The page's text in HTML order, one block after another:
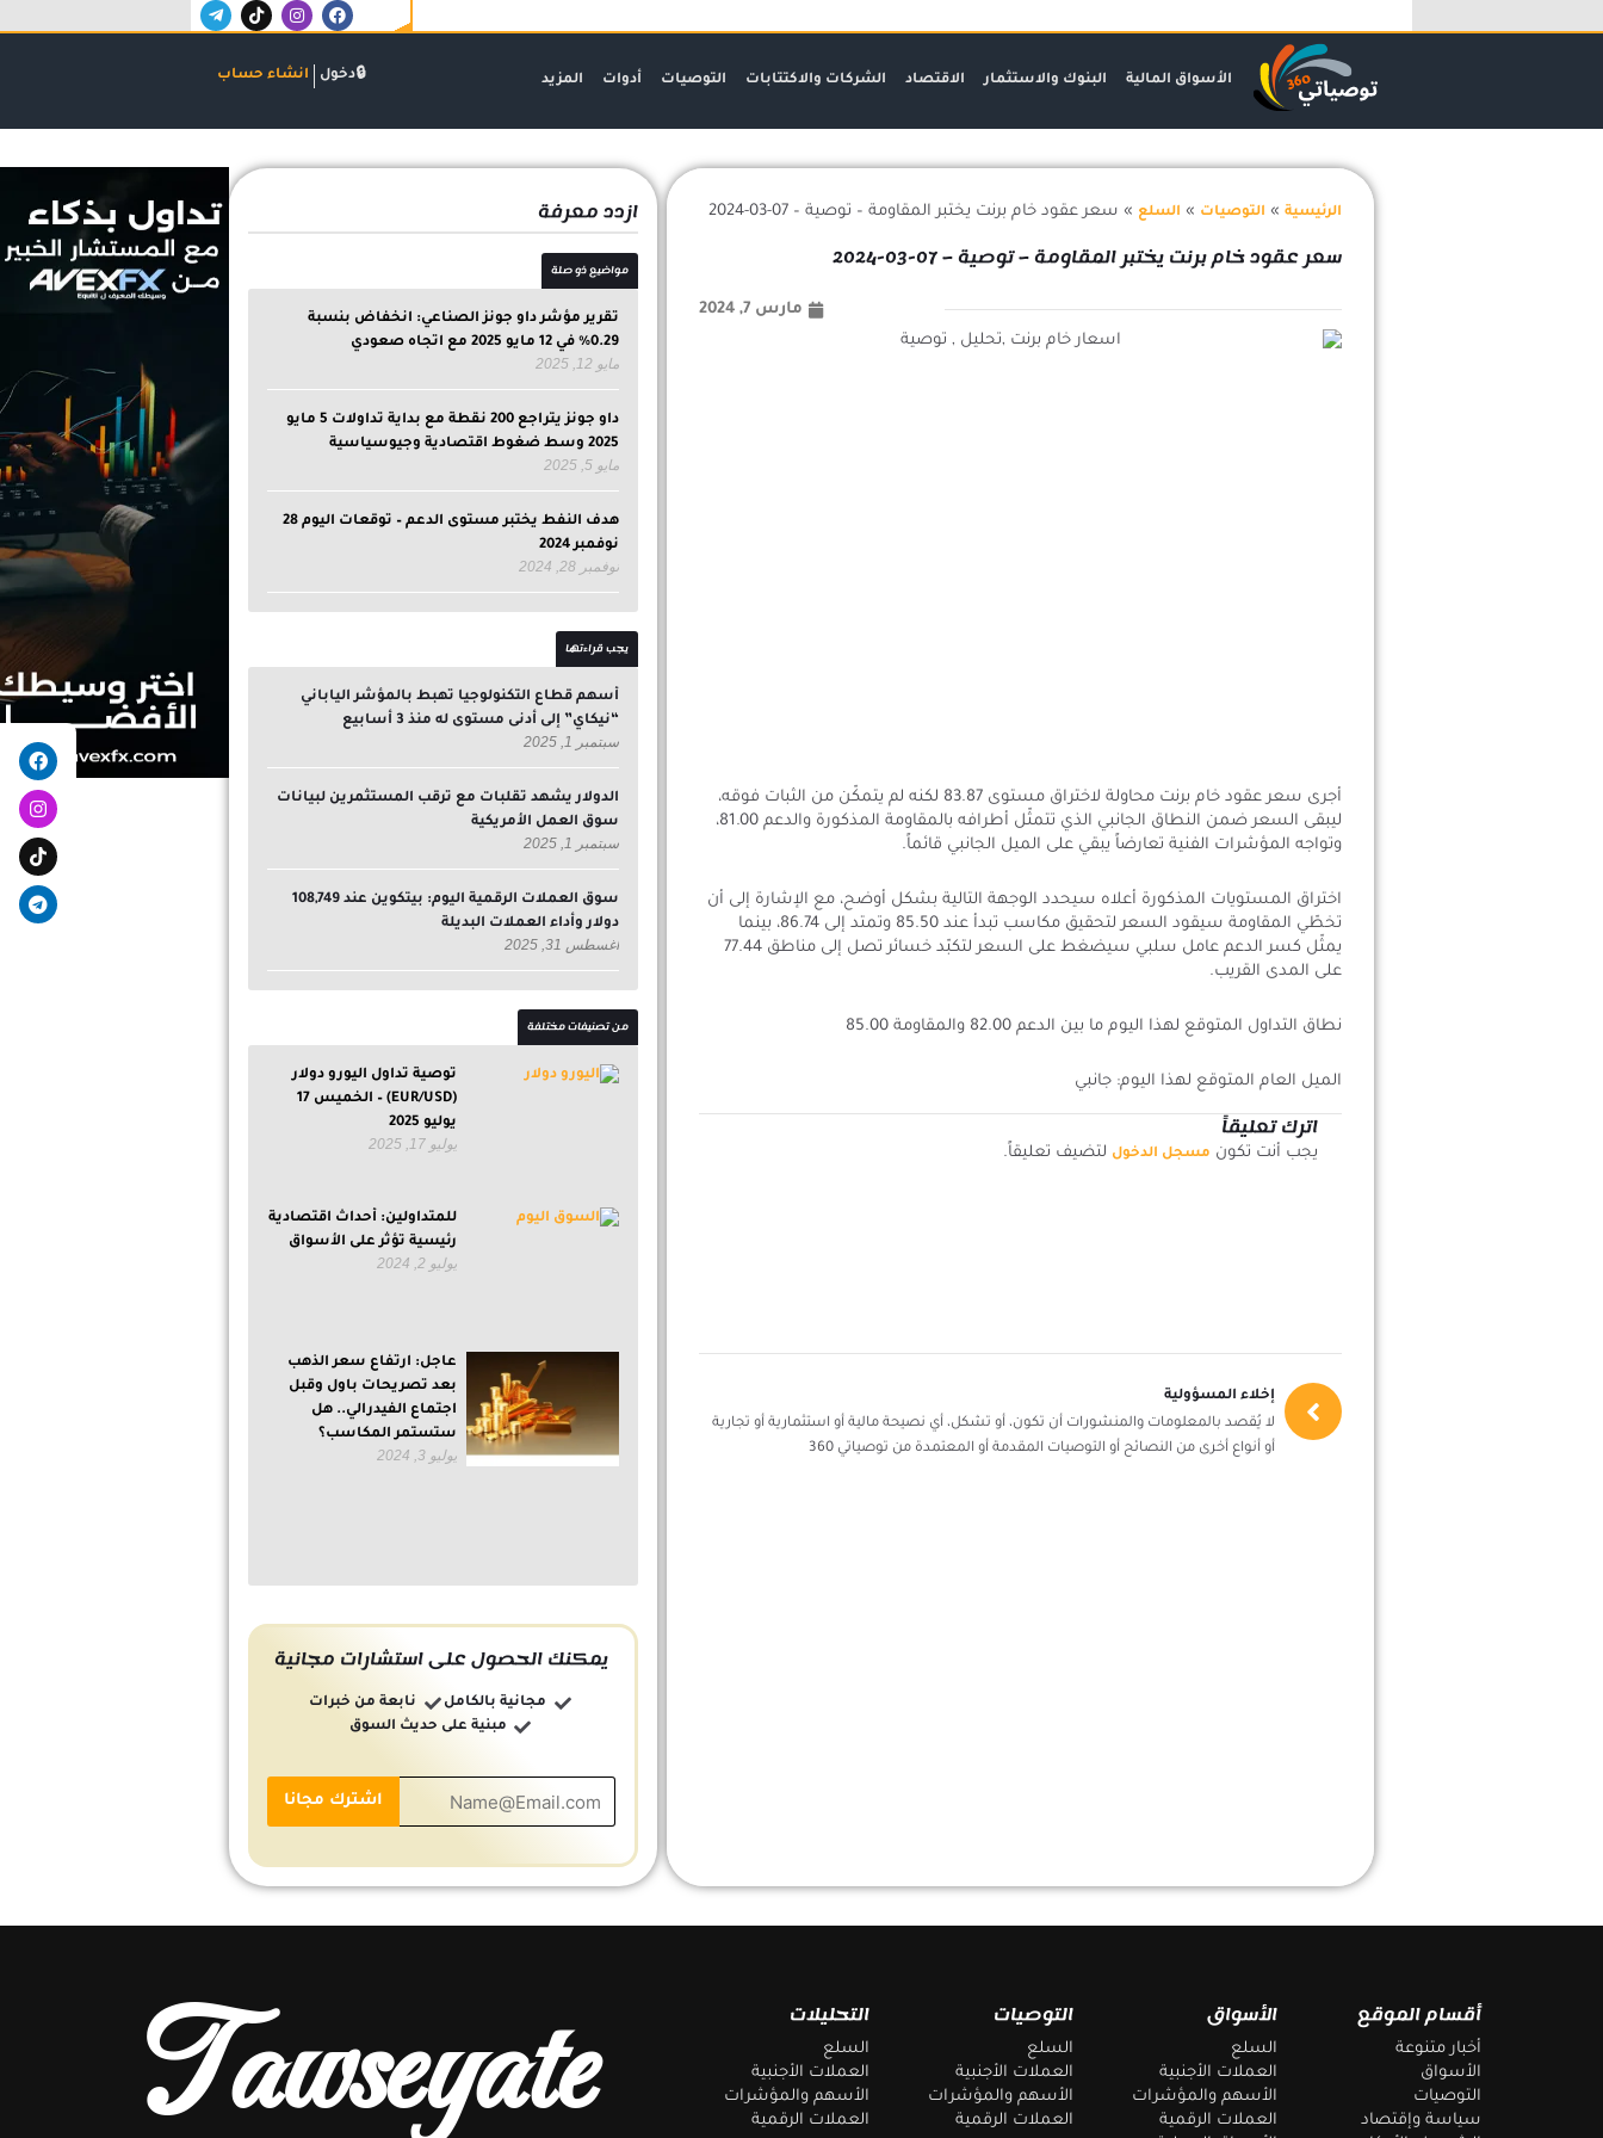
إلى
F
a
b
I
n
a
T
i
o
T
e
n
e
الأسواق المالية البنوك والاستثمار الاقتصاد الشركات والاكتتابات التوصيات أدوات المزيد دخول انشاء حساب
الرئيسية » التوصيات » السلع » سعر عقود خام برنت يختبر المقاومة – توصية – 07-03-2024
سعر عقود خام برنت يختبر المقاومة – توصية – 07-03-2024
مارس 7, 2024
أجرى سعر عقود خام برنت محاولة لاختراق مستوى 83.87 لكنه لم يتمكّن من الثبات فوقه،
ليبقى السعر ضمن النطاق الجانبي الذي تتمثّل أطرافه بالمقاومة المذكورة والدعم 81.00،
وتواجه المؤشرات الفنية تعارضاً يبقي على الميل الجانبي قائماً.
اختراق المستويات المذكورة أعلاه سيحدد الوجهة التالية بشكل أوضح، مع الإشارة إلى أن
تخطّي المقاومة سيقود السعر لتحقيق مكاسب تبدأ عند 85.50 وتمتد إلى 86.74، بينما
يمثّل كسر الدعم عامل سلبي سيضغط على السعر لتكبّد خسائر تصل إلى مناطق 77.44
على المدى القريب.
نطاق التداول المتوقع لهذا اليوم ما بين الدعم 82.00 والمقاومة 85.00
الميل العام المتوقع لهذا اليوم: جانبي
اترك تعليقاً
يجب أنت تكون مسجل الدخول لتضيف تعليقاً.
إخلاء المسؤولية
لا يُقصد بالمعلومات والمنشورات أن تكون، أو تشكل، أي نصيحة مالية أو استثمارية أو تجارية
أو أنواع أخرى من النصائح أو التوصيات المقدمة أو المعتمدة من توصياتي 360
ازدد معرفة
مواضيع ذو صلة
تقرير مؤشر داو جونز الصناعي: انخفاض بنسبة
0.29% في 12 مايو 2025 مع اتجاه صعودي
مايو 12, 2025
داو جونز يتراجع 200 نقطة مع بداية تداولات 5 مايو
2025 وسط ضغوط اقتصادية وجيوسياسية
مايو 5, 2025
هدف النفط يختبر مستوى الدعم – توقعات اليوم 28
نوفمبر 2024
نوفمبر 28, 2024
يجب قراءتها
أسهم قطاع التكنولوجيا تهبط بالمؤشر الياباني
“نيكاي” إلى أدنى مستوى له منذ 3 أسابيع
سبتمبر 1, 2025
الدولار يشهد تقلبات مع ترقب المستثمرين لبيانات
سوق العمل الأمريكية
سبتمبر 1, 2025
سوق العملات الرقمية اليوم: بيتكوين عند 108,749
دولار وأداء العملات البديلة
أغسطس 31, 2025
من تصنيفات مختلفة
توصية تداول اليورو دولار
(EUR/USD) – الخميس 17
يوليو 2025
يوليو 17, 2025
للمتداولين: أحداث اقتصادية
رئيسية تؤثر على الأسواق
يوليو 2, 2024
عاجل: ارتفاع سعر الذهب
بعد تصريحات باول وقبل
اجتماع الفيدرالي.. هل
ستستمر المكاسب؟
يوليو 3, 2024
يمكنك الحصول على استشارات مجانية
مجانية بالكامل
نابعة من خبرات
مبنية على حديث السوق
أقسام الموقع
أخبار متنوعة
الأسواق
التوصيات
سياسة وإقتصاد
الأسواق
السلع
العملات الأجنبية
الأسهم والمؤشرات
العملات الرقمية
التوصيات
السلع
العملات الأجنبية
الأسهم والمؤشرات
العملات الرقمية
التحليلات
السلع
العملات الأجنبية
الأسهم والمؤشرات
العملات الرقمية
Tawseyate